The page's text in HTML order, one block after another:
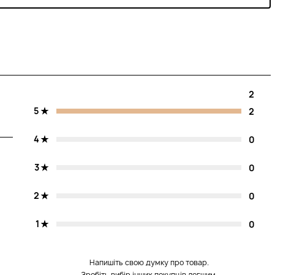
2
5
2
4 0
3 0
2 0
1 0
Напишіть свою думку про товар.